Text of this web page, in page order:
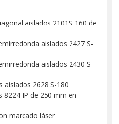
aislados 2101S-160 de
aislados 2427 S-
aislados 2430 S-
aislados 2628 S-180
8224 IP de 250 mm en
marcado láser